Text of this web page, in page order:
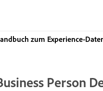
zum Experience-
Person